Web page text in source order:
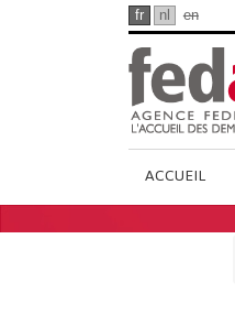
fr nl en
Main
French
ACCUEIL